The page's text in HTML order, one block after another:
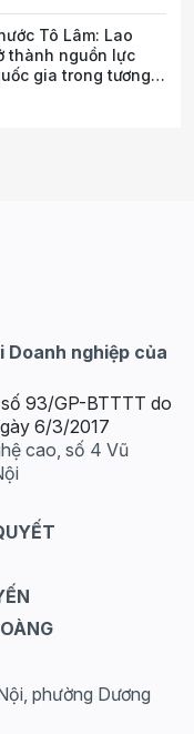
Tô Lâm: Lao
thành nguồn lực
gia trong tương
Doanh nghiệp của
93/GP-BTTTT do
6/3/2017
cao, số 4 Vũ
phường Dương